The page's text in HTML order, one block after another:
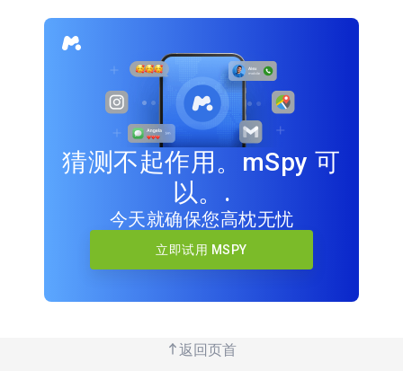
猜测不起作用。mSpy 可
以。.
今天就确保您高枕无忧
立即试用 MSPY
返回页首